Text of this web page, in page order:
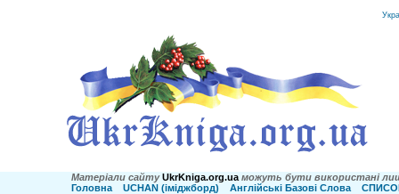
Матеріали сайту UkrKniga.org.ua можуть бути використані
Головна
UCHAN (іміджборд) Англійські Базові Слова